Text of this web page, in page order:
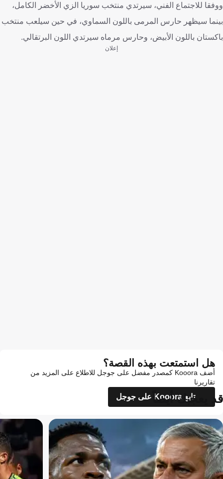
ووفقا للاجتماع الفني، سيرتدي منتخب سوريا الزي الأخضر الكامل،
بينما سيظهر حارس المرمى باللون السماوي، في حين سيلعب منتخب
باكستان باللون الأبيض، وحارس مرماه سيرتدي اللون البرتقالي.
إعلان
هل استمتعت بهذه القصة؟
أضف Kooora كمصدر مفضل على جوجل للاطلاع على المزيد من
تقاريرنا
تابع Kooora على جوجل
قد يعجبك أيضاً